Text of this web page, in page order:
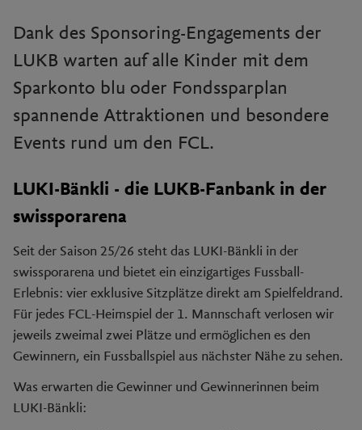
Dank des Sponsoring-Engagements der
LUKB warten auf alle Kinder mit dem
Sparkonto blu oder Fondssparplan
spannende Attraktionen und besondere
Events rund um den FCL.
LUKI-Bänkli - die LUKB-Fanbank in der
swissporarena
Seit der Saison 25/26 steht das LUKI-Bänkli in der
swissporarena und bietet ein einzigartiges Fussball-
Erlebnis: vier exklusive Sitzplätze direkt am Spielfeldrand.
Für jedes FCL-Heimspiel der 1. Mannschaft verlosen wir
jeweils zweimal zwei Plätze und ermöglichen es den
Gewinnern, ein Fussballspiel aus nächster Nähe zu sehen.
Was erwarten die Gewinner und Gewinnerinnen beim
LUKI-Bänkli: